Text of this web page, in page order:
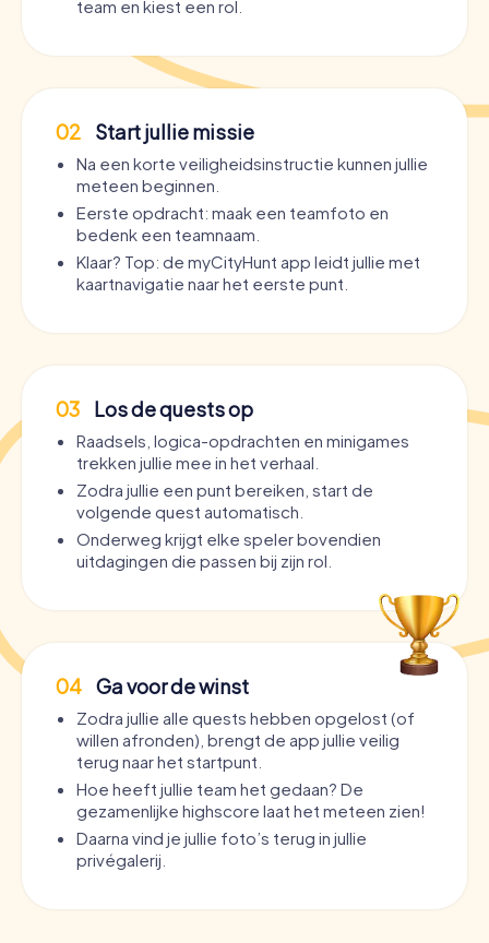
team en kiest een rol.
02 Start jullie missie
Na een korte veiligheidsinstructie kunnen jullie
meteen beginnen.
Eerste opdracht: maak een teamfoto en
bedenk een teamnaam.
Klaar? Top: de myCityHunt app leidt jullie met
kaartnavigatie naar het eerste punt.
03 Los de quests op
Raadsels, logica-opdrachten en minigames
trekken jullie mee in het verhaal.
Zodra jullie een punt bereiken, start de
volgende quest automatisch.
Onderweg krijgt elke speler bovendien
uitdagingen die passen bij zijn rol.
04 Ga voor de winst
Zodra jullie alle quests hebben opgelost (of
willen afronden), brengt de app jullie veilig
terug naar het startpunt.
Hoe heeft jullie team het gedaan? De
gezamenlijke highscore laat het meteen zien!
Daarna vind je jullie foto’s terug in jullie
privégalerij.